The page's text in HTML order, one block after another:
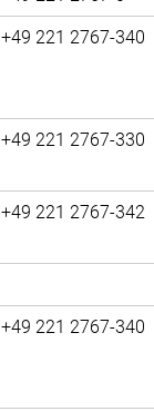
+49 221 2767-340
+49 221 2767-330
+49 221 2767-342
+49 221 2767-340